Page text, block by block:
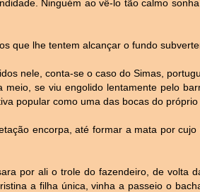
Ninguém ao vê-lo tão calmo
que lhe tentem alcançar o fundo
nele, conta-se o caso do Simas,
meio, se viu engolido lentamente pelo
popular como uma das bocas do próprio
encorpa, até formar a mata por
por ali o trole do fazendeiro, de volta
a filha única, vinha a passeio o